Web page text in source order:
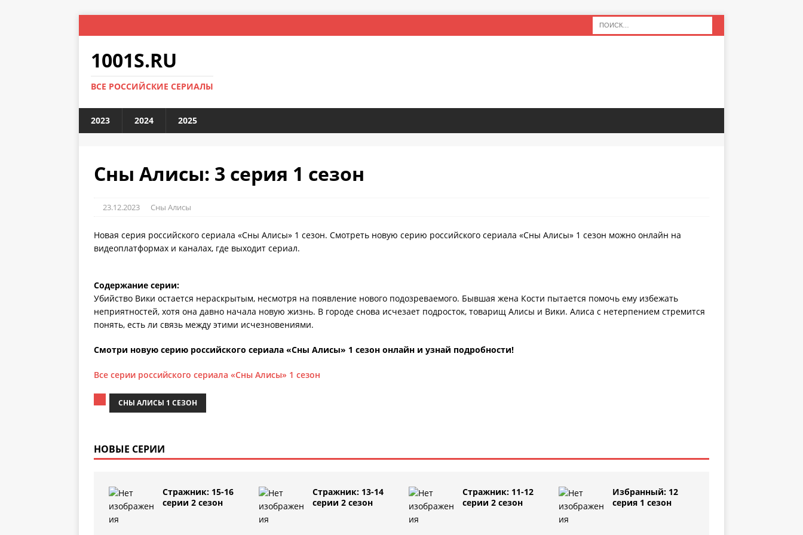
1001S.RU
ВСЕ РОССИЙСКИЕ СЕРИАЛЫ
2023 2024 2025
Сны Алисы: 3 серия 1 сезон
23.12.2023 Сны Алисы
Новая серия российского сериала «Сны Алисы» 1 сезон. Смотреть новую серию российского сериала «Сны Алисы» 1 сезон можно онлайн на
видеоплатформах и каналах, где выходит сериал.
Содержание серии:
Убийство Вики остается нераскрытым, несмотря на появление нового подозреваемого. Бывшая жена Кости пытается помочь ему избежать
неприятностей, хотя она давно начала новую жизнь. В городе снова исчезает подросток, товарищ Алисы и Вики. Алиса с нетерпением стремится
понять, есть ли связь между этими исчезновениями.
Смотри новую серию российского сериала «Сны Алисы» 1 сезон онлайн и узнай подробности!
Все серии российского сериала «Сны Алисы» 1 сезон
СНЫ АЛИСЫ 1 СЕЗОН
НОВЫЕ СЕРИИ
Стражник: 15-16
серии 2 сезон
Стражник: 13-14
серии 2 сезон
Стражник: 11-12
серии 2 сезон
Избранный: 12
серия 1 сезон